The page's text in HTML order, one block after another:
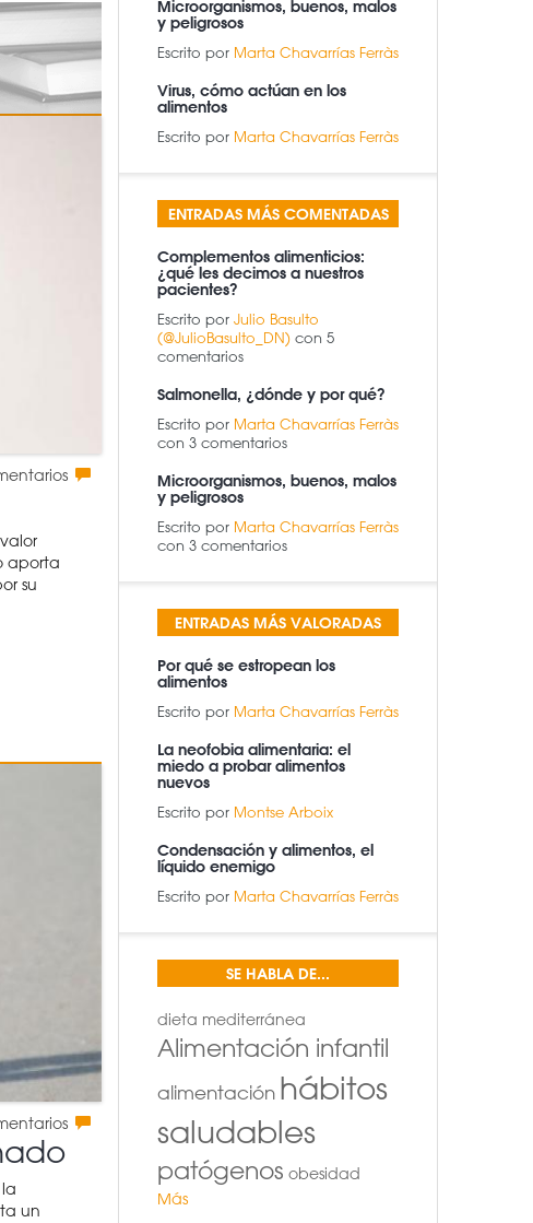
aporta
su
un
Microorganismos, buenos, malos
y peligrosos
Escrito por Marta Chavarrías Ferràs
Virus, cómo actúan en los
alimentos
Escrito por Marta Chavarrías Ferràs
ENTRADAS MÁS COMENTADAS
Complementos alimenticios:
¿qué les decimos a nuestros
pacientes?
Escrito por Julio Basulto
(@JulioBasulto_DN) con 5
comentarios
Salmonella, ¿dónde y por qué?
Escrito por Marta Chavarrías Ferràs
con 3 comentarios
Microorganismos, buenos, malos
y peligrosos
Escrito por Marta Chavarrías Ferràs
con 3 comentarios
ENTRADAS MÁS VALORADAS
Por qué se estropean los
alimentos
Escrito por Marta Chavarrías Ferràs
La neofobia alimentaria: el
miedo a probar alimentos
nuevos
Escrito por Montse Arboix
Condensación y alimentos, el
líquido enemigo
Escrito por Marta Chavarrías Ferràs
SE HABLA DE...
dieta mediterránea
Alimentación infantil
alimentación hábitos
saludables
patógenos obesidad
Más